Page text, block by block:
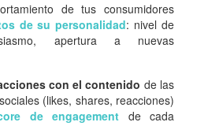
de tus consumidores
de su personalidad: nivel de
apertura a nuevas
con el contenido de las
(likes, shares, reacciones)
de engagement de cada